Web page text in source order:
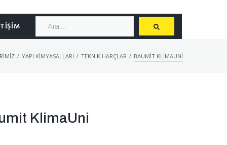
/ YAPI KIMYASALLARI / TEKNIK HARÇLAR / BAUMIT KLIMAUNI
KlimaUni